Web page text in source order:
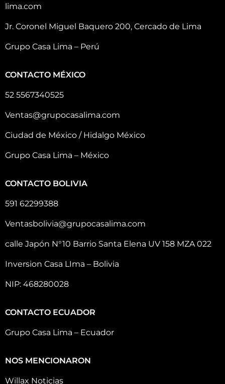
lima.com
Jr. Coronel Miguel Baquero 200, Cercado de Lima
Grupo Casa Lima – Perú
CONTACTO MÉXICO
52 5567340525
Ventas@grupocasalima.com
Ciudad de México / Hidalgo México
Grupo Casa Lima – México
CONTACTO BOLIVIA
591 62299388
Ventasbolivia@grupocasalima.com
calle Japón N°10 Barrio Santa Elena UV 158 MZA 022
Inversion Casa LIma – Bolivia
NIP: 468280028
CONTACTO ECUADOR
Grupo Casa Lima – Ecuador
NOS MENCIONARON
Willax Noticias